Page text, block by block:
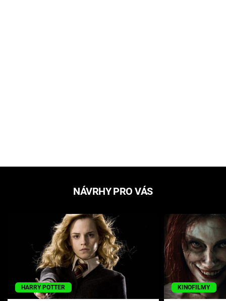
NÁVRHY PRO VÁS
HARRY POTTER KINOFILMY